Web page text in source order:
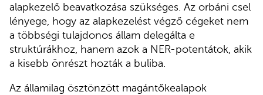
alapkezelő beavatkozása szükséges. Az orbáni csel
lényege, hogy az alapkezelést végző cégeket nem
a többségi tulajdonos állam delegálta e
struktúrákhoz, hanem azok a NER-potentátok, akik
a kisebb önrészt hozták a buliba.
Az államilag ösztönzött magántőkealapok